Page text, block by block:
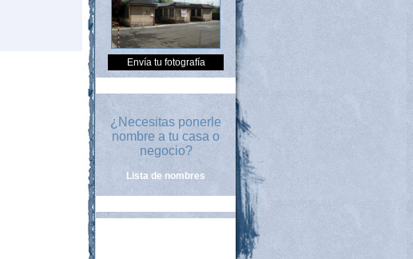
Envía tu fotografía
¿Necesitas ponerle
nombre a tu casa o
negocio?
Lista de nombres